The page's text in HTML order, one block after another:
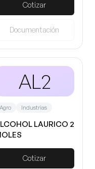
Cotizar
Documentación
AL2
Agro Industrias
LAURICO 2
Cotizar